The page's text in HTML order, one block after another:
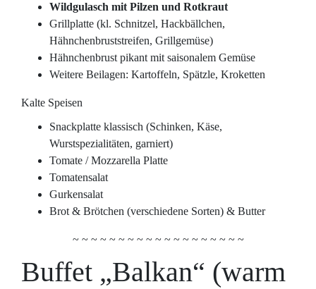
Wildgulasch mit Pilzen und Rotkraut
Grillplatte (kl. Schnitzel, Hackbällchen,
Hähnchenbruststreifen, Grillgemüse)
Hähnchenbrust pikant mit saisonalem Gemüse
Weitere Beilagen: Kartoffeln, Spätzle, Kroketten
Kalte Speisen
Snackplatte klassisch (Schinken, Käse,
Wurstspezialitäten, garniert)
Tomate / Mozzarella Platte
Tomatensalat
Gurkensalat
Brot & Brötchen (verschiedene Sorten) & Butter
~ ~ ~ ~ ~ ~ ~ ~ ~ ~ ~ ~ ~ ~ ~ ~ ~ ~ ~
Buffet „Balkan“ (warm